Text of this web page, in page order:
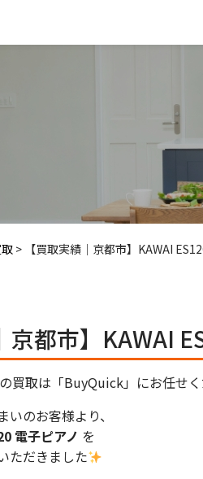
> 【買取実績｜京都市】KAWAI
京都市】KAWAI
買取は「BuyQuick」にお任せ
いのお客様より、
電子ピアノ を
ただきました